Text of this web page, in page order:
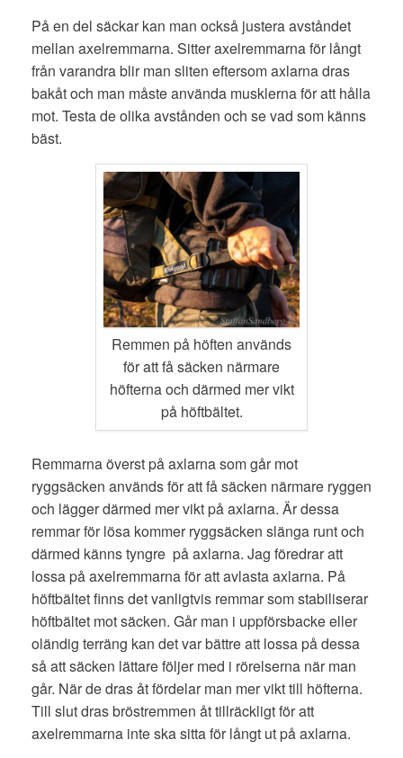
På en del säckar kan man också justera avståndet
mellan axelremmarna. Sitter axelremmarna för långt
från varandra blir man sliten eftersom axlarna dras
bakåt och man måste använda musklerna för att hålla
mot. Testa de olika avstånden och se vad som känns
bäst.
Remmen på höften används
för att få säcken närmare
höfterna och därmed mer vikt
på höftbältet.
Remmarna överst på axlarna som går mot
ryggsäcken används för att få säcken närmare ryggen
och lägger därmed mer vikt på axlarna. Är dessa
remmar för lösa kommer ryggsäcken slänga runt och
därmed känns tyngre på axlarna. Jag föredrar att
lossa på axelremmarna för att avlasta axlarna. På
höftbältet finns det vanligtvis remmar som stabiliserar
höftbältet mot säcken. Går man i uppförsbacke eller
oländig terräng kan det var bättre att lossa på dessa
så att säcken lättare följer med i rörelserna när man
går. När de dras åt fördelar man mer vikt till höfterna.
Till slut dras bröstremmen åt tillräckligt för att
axelremmarna inte ska sitta för långt ut på axlarna.